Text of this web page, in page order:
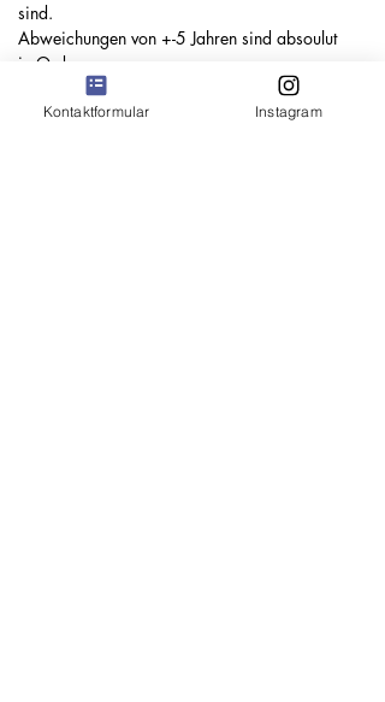
sind.
Abweichungen von +-5 Jahren sind absoulut
in Ordnung.
Freut euch auf einen Abend voller Lachen,
Kontaktformular Instagram